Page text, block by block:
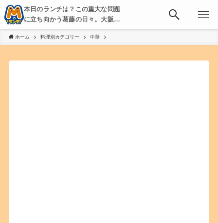
本日のランチは？この重大な問題
に立ち向かう葛藤の日々。大阪・
京都・神戸を中心とした食べ歩
き、飲み歩きを綴る。
ホーム 料理別カテゴリー 中華